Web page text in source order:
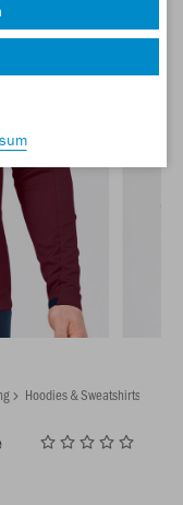
Hoodies & Sweatshirts